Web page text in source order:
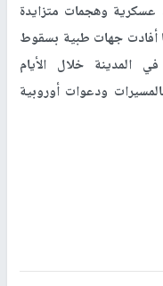
وهجمات متزايدة
أفادت جهات طبية بسقوط
خلال الأيام
ودعوات أوروبية